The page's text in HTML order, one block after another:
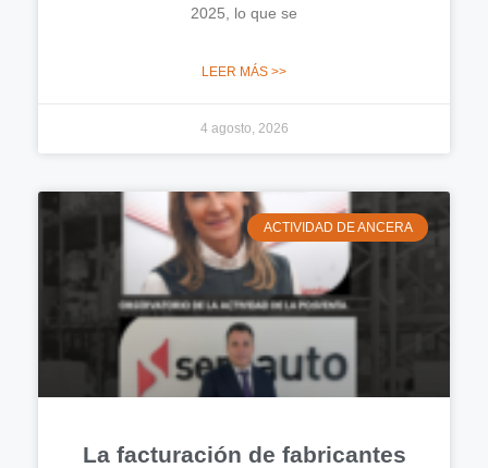
2025, lo que se
LEER MÁS >>
4 agosto, 2026
ACTIVIDAD DE ANCERA
La facturación de fabricantes